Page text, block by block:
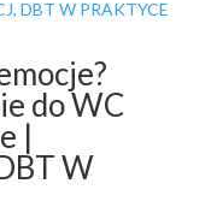
do WC
|
W